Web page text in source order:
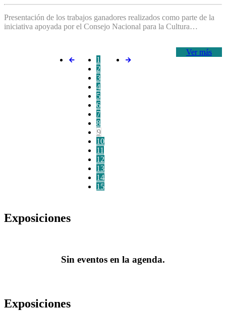
Presentación de los trabajos ganadores realizados como parte de la
iniciativa apoyada por el Consejo Nacional para la Cultura…
Ver más
1
2
3
4
5
6
7
8
9
10
11
12
13
14
15
Exposiciones
Sin eventos en la agenda.
Exposiciones